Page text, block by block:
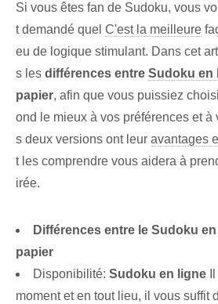
Si vous êtes fan de Sudoku, vous
t demandé quel C'est la meilleure
eu de logique stimulant. Dans cet
s les différences entre Sudoku en
papier, afin que vous puissiez
ond le mieux à vos préférences et à
s deux versions ont leur avantages
t les comprendre vous aidera à
irée.
Différences entre le Sudoku
papier
Disponibilité: Sudoku en ligne
moment et en tout lieu, il vous suffit